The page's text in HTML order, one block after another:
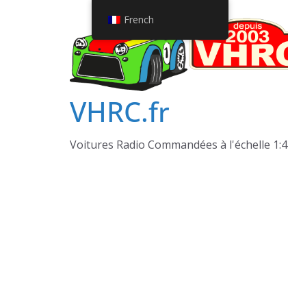
VHRC.fr
Voitures Radio Commandées à l'échelle 1:4
French